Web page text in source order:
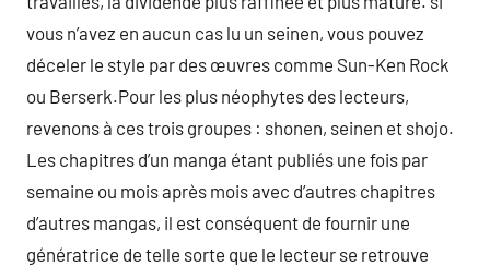
vous n’avez en aucun cas lu un seinen, vous pouvez
déceler le style par des œuvres comme Sun-Ken Rock
ou Berserk.Pour les plus néophytes des lecteurs,
revenons à ces trois groupes : shonen, seinen et shojo.
Les chapitres d’un manga étant publiés une fois par
semaine ou mois après mois avec d’autres chapitres
d’autres mangas, il est conséquent de fournir une
génératrice de telle sorte que le lecteur se retrouve